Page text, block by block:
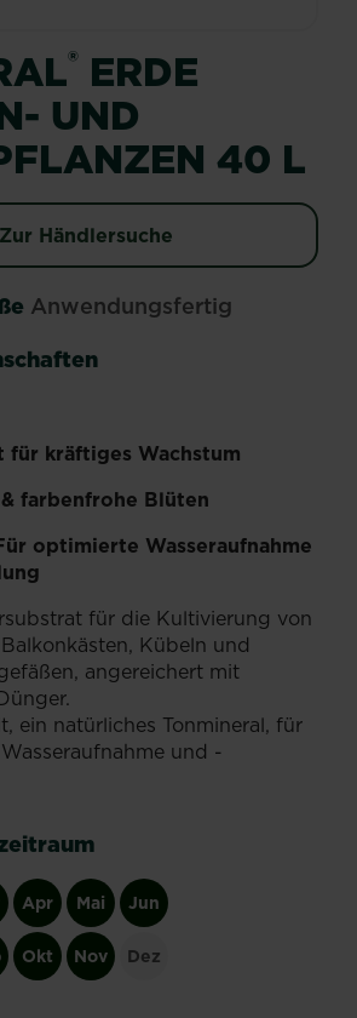
® ERDE
UND
40 L
Zur Händlersuche
Anwendungsfertig
für kräftiges Wachstum
farbenfrohe Blüten
optimierte Wasseraufnahme
für die Kultivierung von
Kübeln und
angereichert mit
ein natürliches Tonmineral, für
und -
Apr Mai Jun
Okt Nov Dez